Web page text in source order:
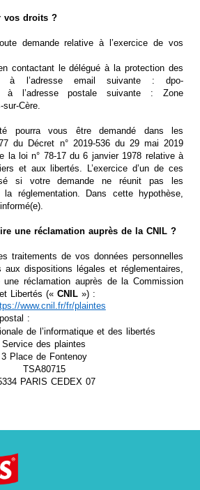
vos droits ?
demande relative à l’exercice de vos
contactant le délégué à la protection des
à l’adresse email suivante : dpo-
à l’adresse postale suivante : Zone
sur-Cère.
pourra vous être demandé dans les
du Décret n° 2019-536 du 29 mai 2019
la loi n° 78-17 du 6 janvier 1978 relative à
et aux libertés. L’exercice d’un de ces
si votre demande ne réunit pas les
réglementation. Dans cette hypothèse,
une réclamation auprès de la CNIL ?
traitements de vos données personnelles
dispositions légales et réglementaires,
réclamation auprès de la Commission
Libertés (« CNIL ») :
www.cnil.fr/fr/plaintes
:
de l’informatique et des libertés
Service des plaintes
3 Place de Fontenoy
TSA80715
PARIS CEDEX 07